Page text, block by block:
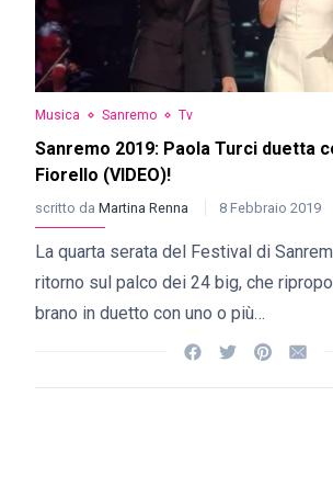
Musica Sanremo Tv
Sanremo 2019: Paola Turci duetta
Fiorello (VIDEO)!
scritto da Martina Renna 8 Febbraio 2019
La quarta serata del Festival di
ritorno sul palco dei 24 big, che
brano in duetto con uno o più…